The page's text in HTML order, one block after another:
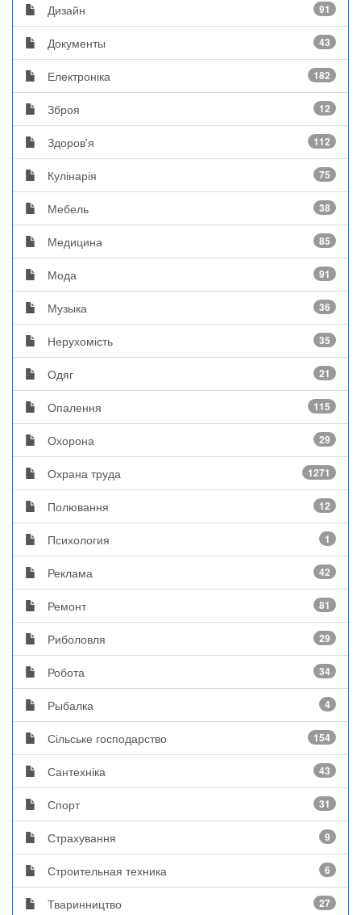
Дизайн 91
Документы 43
Електроніка 182
Зброя 12
Здоров'я 112
Кулінарія 75
Мебель 38
Медицина 85
Мода 91
Музыка 36
Нерухомість 35
Одяг 21
Опалення 115
Охорона 29
Охрана труда 1271
Полювання 12
Психология 1
Реклама 42
Ремонт 81
Риболовля 29
Робота 34
Рыбалка 4
Сільське господарство 154
Сантехніка 43
Спорт 31
Страхування 9
Строительная техника 6
Тваринництво 27